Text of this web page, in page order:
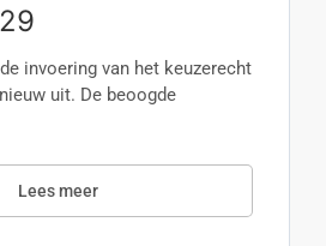
invoering van het keuzerecht
uit. De beoogde
Lees meer